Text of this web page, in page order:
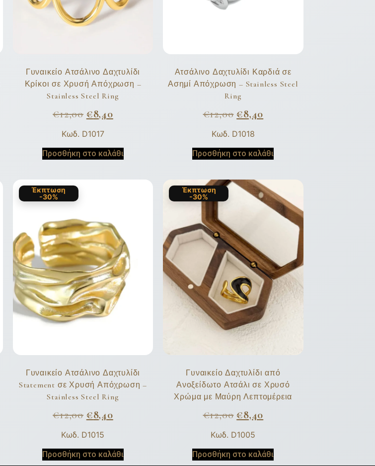
Γυναικείο Ατσάλινο Δαχτυλίδι
Κρίκοι σε Χρυσή Απόχρωση –
Stainless Steel Ring
€12,00 €8,40
Κωδ. D1017
Προσθήκη στο καλάθι
Ατσάλινο Δαχτυλίδι Καρδιά σε
Ασημί Απόχρωση – Stainless Steel
Ring
€12,00 €8,40
Κωδ. D1018
Προσθήκη στο καλάθι
Έκπτωση
-30%
Γυναικείο Ατσάλινο Δαχτυλίδι
Statement σε Χρυσή Απόχρωση –
Stainless Steel Ring
€12,00 €8,40
Κωδ. D1015
Προσθήκη στο καλάθι
Έκπτωση
-30%
Γυναικείο Δαχτυλίδι από
Ανοξείδωτο Ατσάλι σε Χρυσό
Χρώμα με Μαύρη Λεπτομέρεια
€12,00 €8,40
Κωδ. D1005
Προσθήκη στο καλάθι